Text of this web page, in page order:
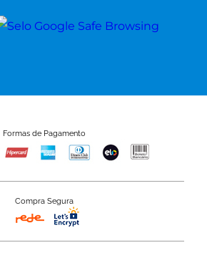
Formas de Pagamento
Compra Segura